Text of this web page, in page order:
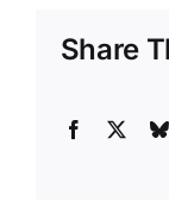
Mais
Share
Facebook